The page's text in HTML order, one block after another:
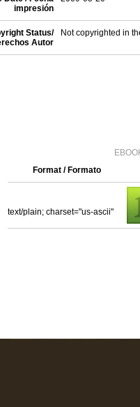
impresión
Status/
Autor
Not copyrighted in
Format / Formato
text/plain; charset="us-ascii"